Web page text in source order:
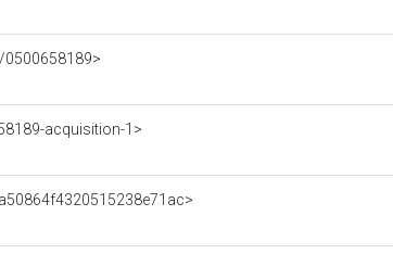
acquisition-1>